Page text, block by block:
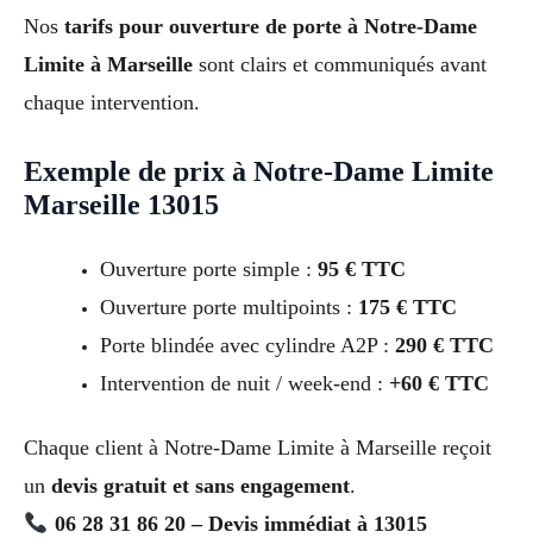
Nos tarifs pour ouverture de porte à Notre-Dame
Limite à Marseille sont clairs et communiqués avant
chaque intervention.
Exemple de prix à Notre-Dame Limite
Marseille 13015
Ouverture porte simple : 95 € TTC
Ouverture porte multipoints : 175 € TTC
Porte blindée avec cylindre A2P : 290 € TTC
Intervention de nuit / week-end : +60 € TTC
Chaque client à Notre-Dame Limite à Marseille reçoit
un devis gratuit et sans engagement.
06 28 31 86 20 – Devis immédiat à 13015